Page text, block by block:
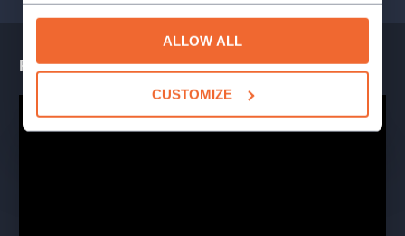
ALLOW ALL
CUSTOMIZE
Performance teaser